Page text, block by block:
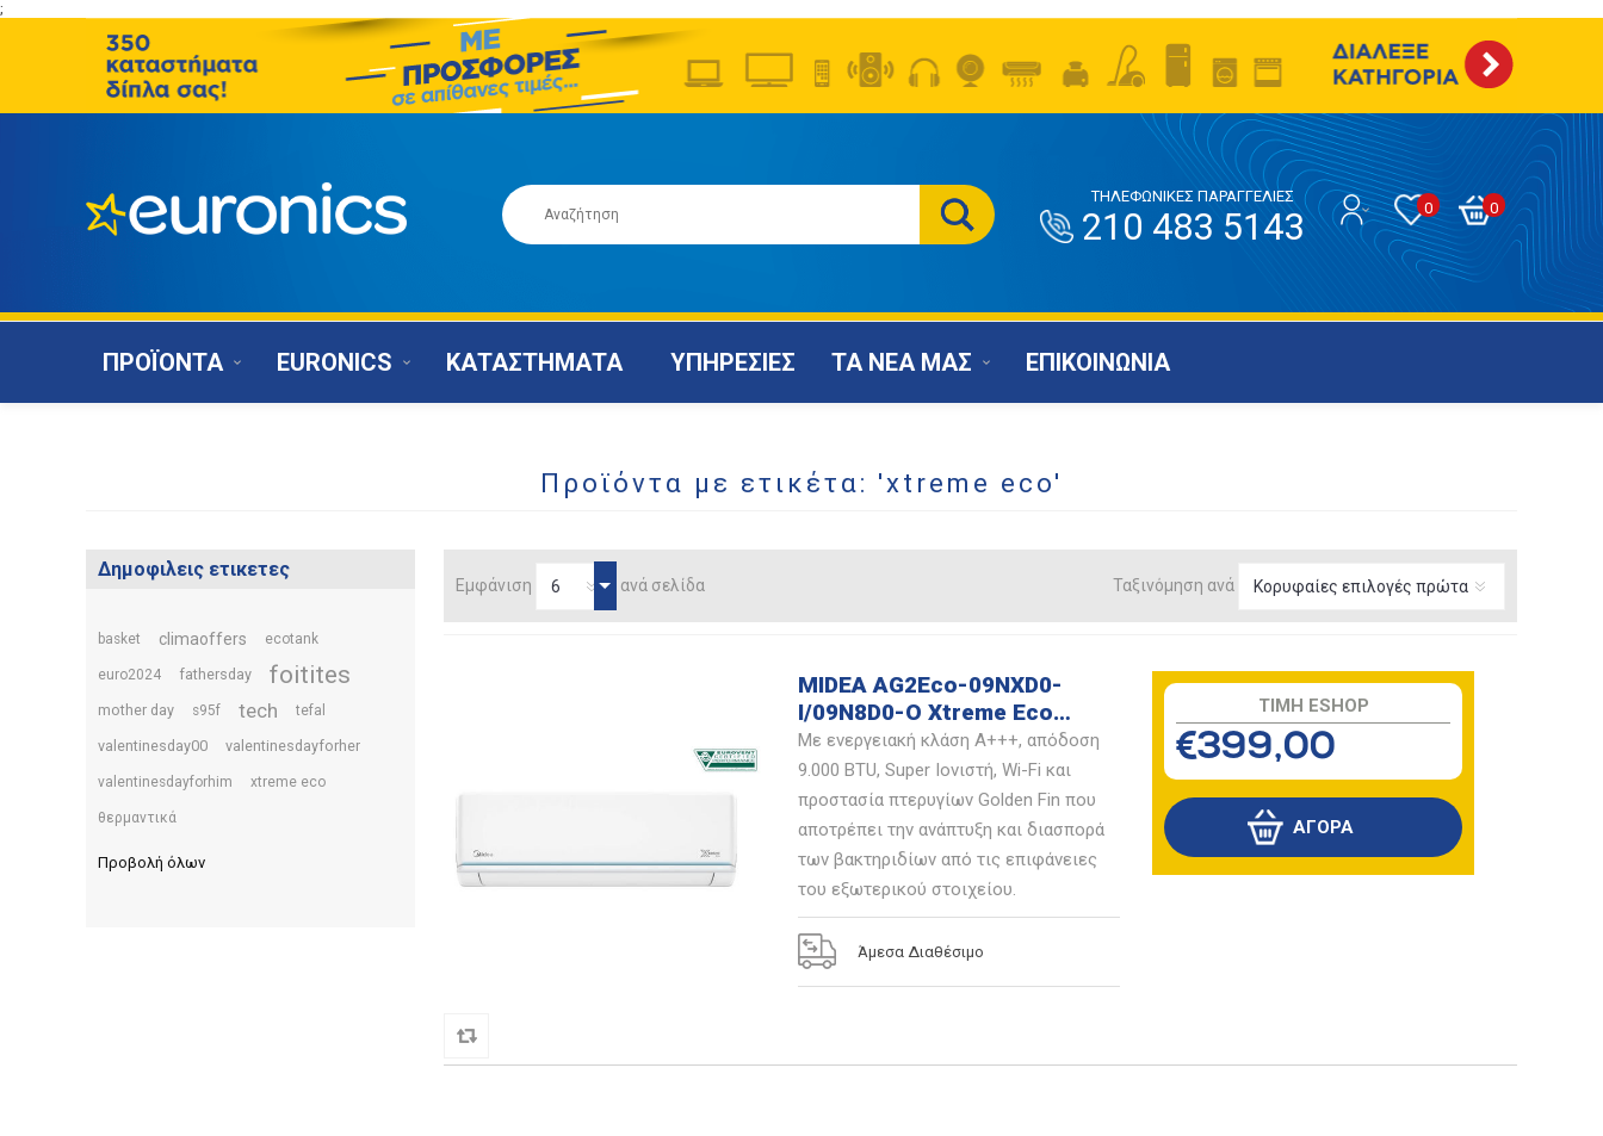
;
0
0
ΤΗΛΕΦΩΝΙΚΕΣ ΠΑΡΑΓΓΕΛΙΕΣ
210 483 5143
ΠΡΟΪΟΝΤΑ EURONICS ΚΑΤΑΣΤΗΜΑΤΑ ΥΠΗΡΕΣΙΕΣ ΤΑ ΝΕΑ ΜΑΣ ΕΠΙΚΟΙΝΩΝΙΑ
Προϊόντα με ετικέτα: 'xtreme eco'
Ταξινόμηση ανά
Εμφάνιση ανά σελίδα
MIDEA AG2Eco-09NXD0-
I/09N8D0-O Xtreme Eco
Inverter Κλιματιστικό
Με ενεργειακή κλάση Α+++, απόδοση
9.000 BTU, Super Ιονιστή, Wi-Fi και
προστασία πτερυγίων Golden Fin που
αποτρέπει την ανάπτυξη και διασπορά
των βακτηριδίων από τις επιφάνειες
του εξωτερικού στοιχείου.
Άμεσα Διαθέσιμο
TIMH ESHOP
€399,00
Δημοφιλεις ετικετες
basket climaoffers ecotank
euro2024 fathersday foitites
mother day s95f tech tefal
valentinesday00 valentinesdayforher
valentinesdayforhim xtreme eco
θερμαντικά
Προβολή όλων